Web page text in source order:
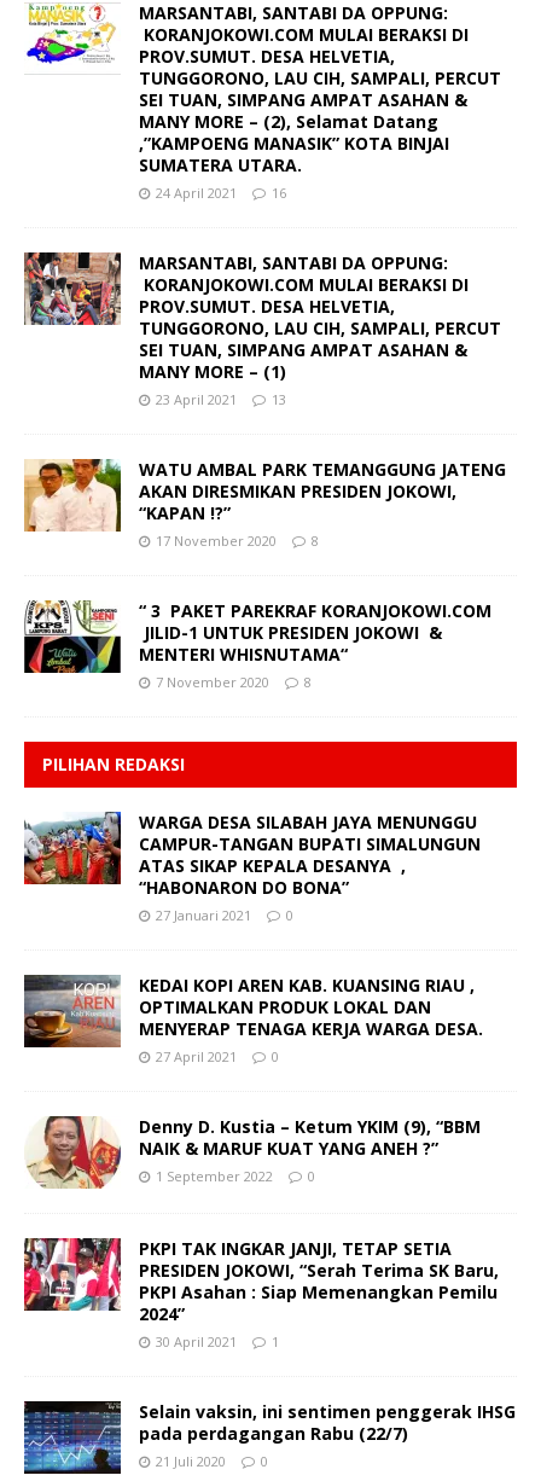
MARSANTABI, SANTABI DA OPPUNG:
KORANJOKOWI.COM MULAI BERAKSI DI
PROV.SUMUT. DESA HELVETIA,
TUNGGORONO, LAU CIH, SAMPALI, PERCUT
SEI TUAN, SIMPANG AMPAT ASAHAN &
MANY MORE – (2), Selamat Datang
,”KAMPOENG MANASIK” KOTA BINJAI
SUMATERA UTARA.
24 April 2021 16
MARSANTABI, SANTABI DA OPPUNG:
KORANJOKOWI.COM MULAI BERAKSI DI
PROV.SUMUT. DESA HELVETIA,
TUNGGORONO, LAU CIH, SAMPALI, PERCUT
SEI TUAN, SIMPANG AMPAT ASAHAN &
MANY MORE – (1)
23 April 2021 13
WATU AMBAL PARK TEMANGGUNG JATENG
AKAN DIRESMIKAN PRESIDEN JOKOWI,
“KAPAN !?”
17 November 2020 8
“ 3 PAKET PAREKRAF KORANJOKOWI.COM
JILID-1 UNTUK PRESIDEN JOKOWI &
MENTERI WHISNUTAMA“
7 November 2020 8
PILIHAN REDAKSI
WARGA DESA SILABAH JAYA MENUNGGU
CAMPUR-TANGAN BUPATI SIMALUNGUN
ATAS SIKAP KEPALA DESANYA ,
“HABONARON DO BONA”
27 Januari 2021 0
KEDAI KOPI AREN KAB. KUANSING RIAU ,
OPTIMALKAN PRODUK LOKAL DAN
MENYERAP TENAGA KERJA WARGA DESA.
27 April 2021 0
Denny D. Kustia – Ketum YKIM (9), “BBM
NAIK & MARUF KUAT YANG ANEH ?”
1 September 2022 0
PKPI TAK INGKAR JANJI, TETAP SETIA
PRESIDEN JOKOWI, “Serah Terima SK Baru,
PKPI Asahan : Siap Memenangkan Pemilu
2024”
30 April 2021 1
Selain vaksin, ini sentimen penggerak IHSG
pada perdagangan Rabu (22/7)
21 Juli 2020 0